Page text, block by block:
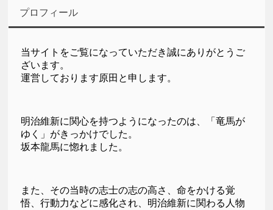
プロフィール
当サイトをご覧になっていただき誠にありがとうご
ざいます。
運営しております原田と申します。
明治維新に関心を持つようになったのは、「竜馬が
ゆく」がきっかけでした。
坂本龍馬に惚れました。
また、その当時の志士の志の高さ、命をかける覚
悟、行動力などに感化され、明治維新に関わる人物